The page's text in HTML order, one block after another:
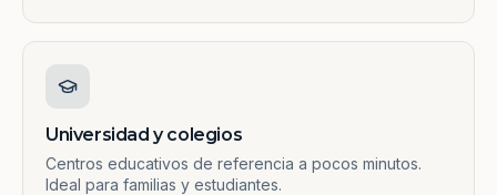
Universidad y colegios
Centros educativos de referencia a pocos minutos.
Ideal para familias y estudiantes.